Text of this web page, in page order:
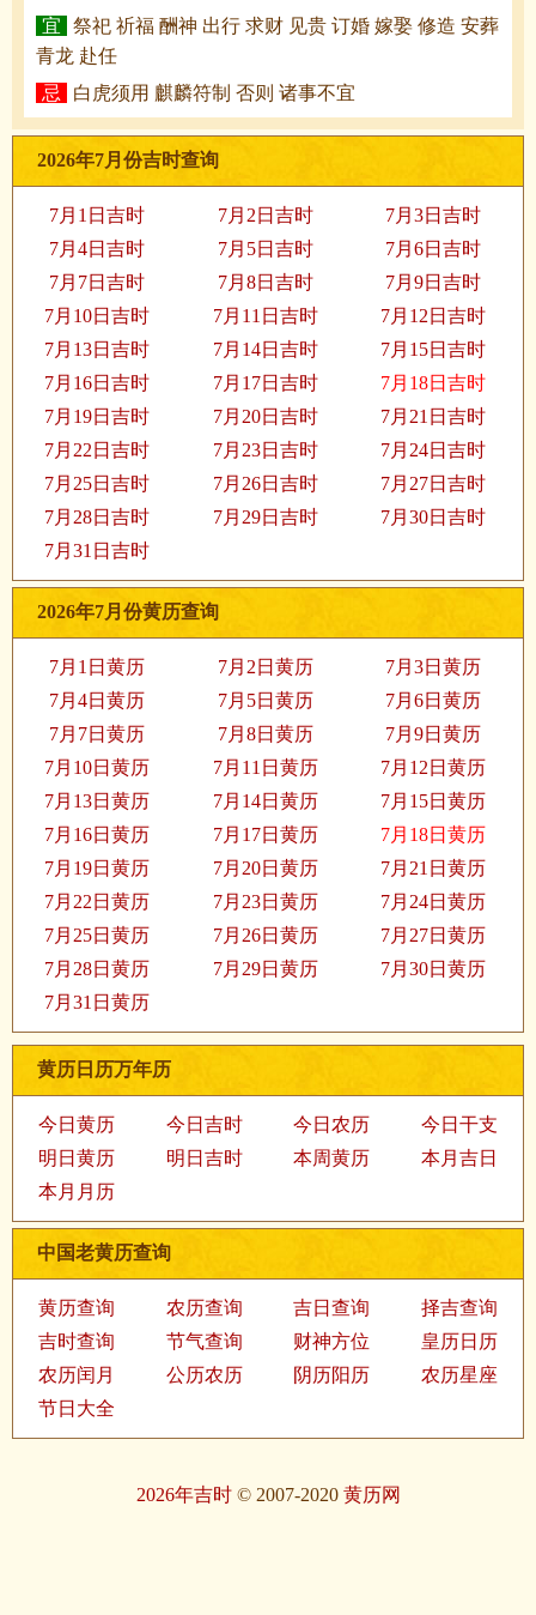
宜
祭祀 祈福 酬神 出行 求财 见贵 订婚 嫁娶 修造 安葬
青龙 赴任
忌
白虎须用 麒麟符制 否则 诸事不宜
2026年7月份吉时查询
7月1日吉时 7月2日吉时
7月3日吉时
7月4日吉时
7月5日吉时
7月6日吉时
7月7日吉时
7月8日吉时
7月9日吉时
7月10日吉时
7月11日吉时
7月12日吉时
7月13日吉时
7月14日吉时
7月15日吉时
7月16日吉时
7月17日吉时
7月18日吉时
7月19日吉时
7月20日吉时
7月21日吉时
7月22日吉时
7月23日吉时
7月24日吉时
7月25日吉时
7月26日吉时
7月27日吉时
7月28日吉时
7月29日吉时
7月30日吉时
7月31日吉时
2026年7月份黄历查询
7月1日黄历 7月2日黄历
7月3日黄历
7月4日黄历
7月5日黄历
7月6日黄历
7月7日黄历
7月8日黄历
7月9日黄历
7月10日黄历
7月11日黄历
7月12日黄历
7月13日黄历
7月14日黄历
7月15日黄历
7月16日黄历
7月17日黄历
7月18日黄历
7月19日黄历
7月20日黄历
7月21日黄历
7月22日黄历
7月23日黄历
7月24日黄历
7月25日黄历
7月26日黄历
7月27日黄历
7月28日黄历
7月29日黄历
7月30日黄历
7月31日黄历
黄历日历万年历
今日黄历 今日吉时 今日农历
今日干支
明日黄历
明日吉时 本周黄历
本月吉日
本月月历
中国老黄历查询
黄历查询 农历查询 吉日查询
择吉查询
吉时查询
节气查询 财神方位
皇历日历
农历闰月
公历农历 阴历阳历
农历星座
节日大全
2026年吉时© 2007-2020 黄历网